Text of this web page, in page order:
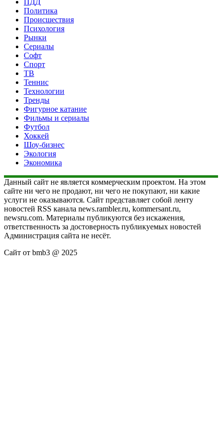
Политика
Происшествия
Психология
Рынки
Сериалы
Софт
Спорт
ТВ
Теннис
Технологии
Тренды
Фигурное катание
Фильмы и сериалы
Футбол
Хоккей
Шоу-бизнес
Экология
Экономика
Данный сайт не является коммерческим проектом. На этом
сайте ни чего не продают, ни чего не покупают, ни какие
услуги не оказываются. Сайт представляет собой ленту
новостей RSS канала news.rambler.ru, kommersant.ru,
newsru.com. Материалы публикуются без искажения,
ответственность за достоверность публикуемых новостей
Администрация сайта не несёт.
Сайт от bmb3 @ 2025